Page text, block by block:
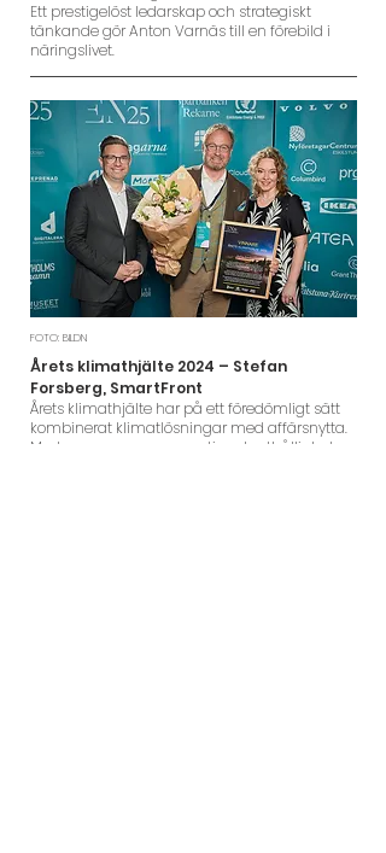
Ett prestigelöst ledarskap och strategiskt
tänkande gör Anton Varnäs till en förebild i
näringslivet.
FOTO: BILDN
Årets klimathjälte 2024 – Stefan
Forsberg, SmartFront
Årets klimathjälte har på ett föredömligt sätt
kombinerat klimatlösningar med affärsnytta.
Med engagemang, expertis och uthållighet